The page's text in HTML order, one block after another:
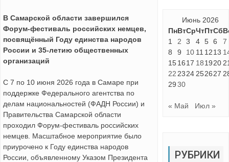
В Самарской области завершился
Форум-фестиваль российских немцев,
посвящённый Году единства народов
России и 35-летию общественных
организаций
С 7 по 10 июня 2026 года в Самаре при
поддержке Федерального агентства по
делам национальностей (ФАДН России) и
Правительства Самарской области
проходил Форум-фестиваль российских
немцев. Масштабное мероприятие было
приурочено к Году единства народов
России, объявленному Указом Президента
Июнь 2026
ПнВтСрЧтПтСб
1
2 3 4 5 6
7
8
9 10 11 1213
151617 181920
22 2324 252627
2930
« Май Июл »
РУБРИКИ